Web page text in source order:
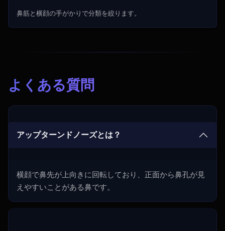
鼻筋と横顔の手がかりで分類を絞ります。
よくある質問
アップターンドノーズとは？
横顔で鼻先が上向きに回転しており、正面から鼻孔が見
えやすいことがある鼻です。